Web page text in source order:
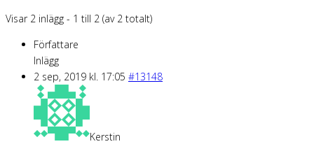
Visar 2 inlägg - 1 till 2 (av 2 totalt)
Författare
Inlägg
2 sep, 2019 kl. 17:05 #13148
Kerstin